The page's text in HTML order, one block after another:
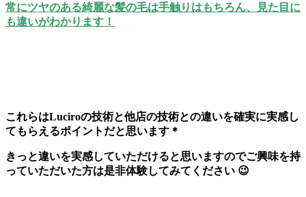
常にツヤのある綺麗な髪の毛は手触りはもちろん、見た目に
も違いがわかります！
これらはLuciroの技術と他店の技術との違いを確実に実感し
てもらえるポイントだと思います＊
きっと違いを実感していただけると思いますのでご興味を持
っていただいた方は是非体験してみてください 😉